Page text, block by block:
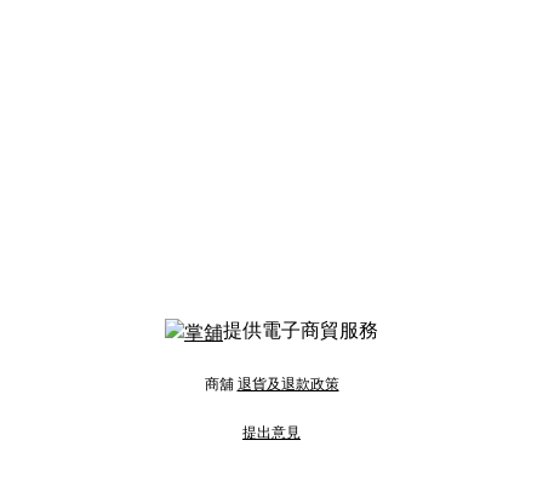
提供電子商貿服務
商舖 退貨及退款政策
提出意見